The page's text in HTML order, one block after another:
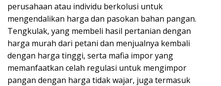
perusahaan atau individu berkolusi untuk
mengendalikan harga dan pasokan bahan pangan.
Tengkulak, yang membeli hasil pertanian dengan
harga murah dari petani dan menjualnya kembali
dengan harga tinggi, serta mafia impor yang
memanfaatkan celah regulasi untuk mengimpor
pangan dengan harga tidak wajar, juga termasuk